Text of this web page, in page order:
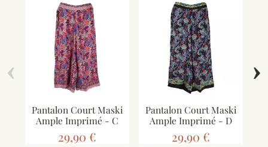
Pantalon Court Maski
Ample Imprimé - C
29,90 €
Pantalon Court Maski
Ample Imprimé - D
29,90 €
‹ ›